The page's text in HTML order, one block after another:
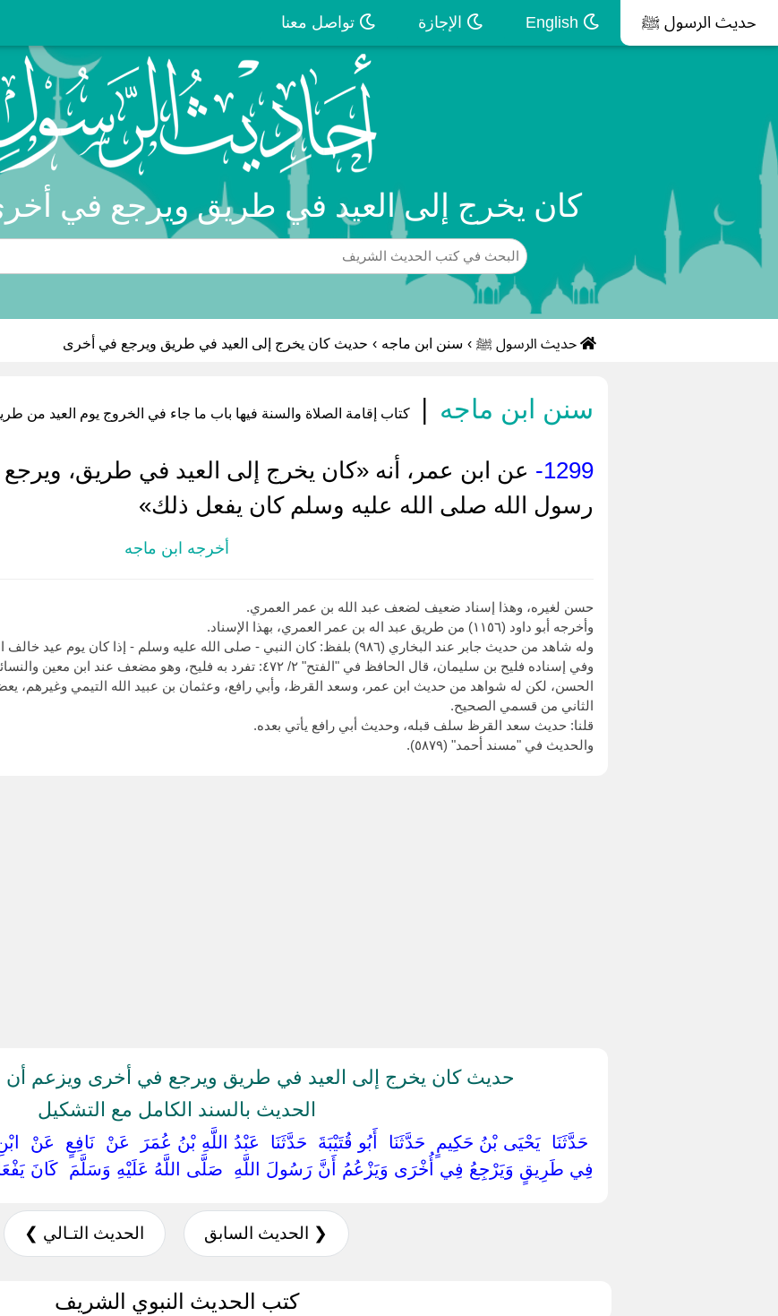
حديث الرسول ﷺ الإجازة تواصل معنا
كان يخرج إلى العيد في طريق ويرجع في
حديث الرسول ﷺ › سنن ابن ماجه › حديث كان يخرج إلى العيد في طريق ويرجع في أخرى
سنن ابن ماجه | كتاب إقامة الصلاة والسنة فيها باب ما جاء في الخروج يوم العيد من
1299-
عن ابن عمر، أنه «كان يخرج إلى العيد في طريق،
رسول الله صلى الله عليه وسلم كان يفعل ذلك»
أخرجه ابن ماجه
حسن لغيره، وهذا إسناد ضعيف لضعف عبد الله بن عمر العمري.
وأخرجه أبو داود (١١٥٦) من طريق عبد اله بن عمر العمري، بهذا الإسناد.
وله شاهد من حديث جابر عند البخاري (٩٨٦) بلفظ: كان النبي - صلى الله عليه وسلم - إذا كان يوم عيد خالف الطريق.
وفي إسناده فليح بن سليمان، قال الحافظ في "الفتح" ٢/ ٤٧٢: تفرد به فليح،
الحسن، لكن له شواهد من حديث ابن عمر، وسعد القرظ، وأبي رافع، وعثمان بن عبيد الله التيمي وغيرهم،
الثاني من قسمي الصحيح.
قلنا: حديث سعد القرظ سلف قبله، وحديث أبي رافع يأتي بعده.
والحديث في "مسند أحمد" (٥٨٧٩).
حديث كان يخرج إلى العيد في طريق ويرجع في أخرى ويزعم أن
الحديث بالسند الكامل مع التشكيل
‏حَدَّثَنَا ‏ ‏يَحْيَى بْنُ حَكِيمٍ ‏ ‏حَدَّثَنَا ‏ ‏أَبُو قُتَيْبَةَ ‏ ‏حَدَّثَنَا ‏ ‏عَبْدُ اللَّهِ بْنُ عُمَرَ ‏ ‏عَنْ ‏ ‏نَافِعٍ ‏ ‏عَنْ
فِي طَرِيقٍ وَيَرْجِعُ فِي أُخْرَى وَيَزْعُمُ أَنَّ رَسُولَ اللَّهِ ‏ ‏صَلَّى اللَّهُ عَلَيْهِ وَسَلَّمَ ‏ ‏كَانَ
❮ الحديث السابق الحديث التـالي ❯
كتب الحديث النبوي الشريف